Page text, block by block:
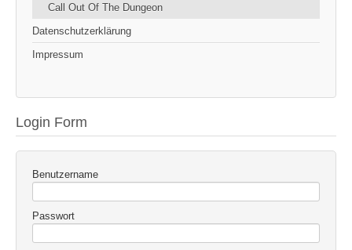
Call Out Of The Dungeon
Datenschutzerklärung
Impressum
Login Form
Benutzername
Passwort